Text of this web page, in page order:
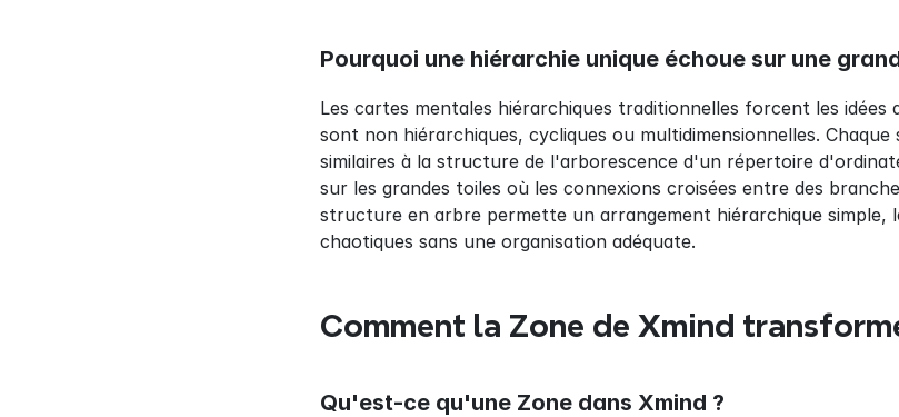
Pourquoi une hiérarchie unique échoue sur une
Les cartes mentales hiérarchiques traditionnelles forcent les
sont non hiérarchiques, cycliques ou multidimensionnelles.
similaires à la structure de l'arborescence d'un répertoire
sur les grandes toiles où les connexions croisées entre des
structure en arbre permette un arrangement hiérarchique simple,
chaotiques sans une organisation adéquate.
Comment la Zone de Xmind
Qu'est-ce qu'une Zone dans Xmind ?